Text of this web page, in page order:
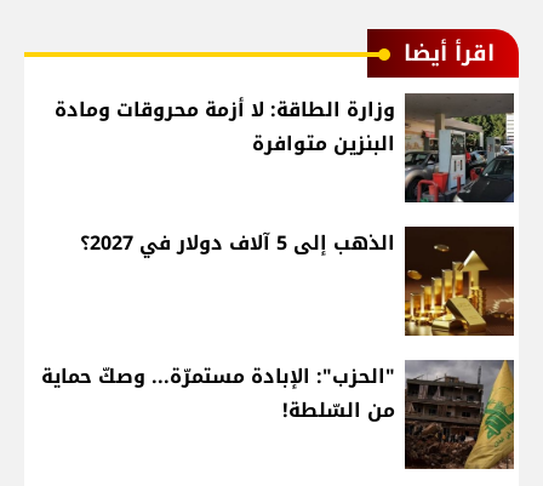
اقرأ أيضا
وزارة الطاقة: لا أزمة محروقات ومادة
البنزين متوافرة
الذهب إلى 5 آلاف دولار في 2027؟
"الحزب": الإبادة مستمرّة... وصكّ حماية
من السّلطة!